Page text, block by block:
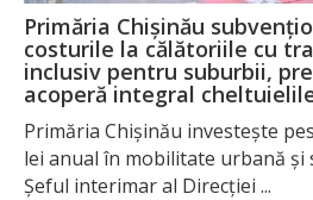
Primăria Chișinău
costurile la călătoriile cu
inclusiv pentru suburbii,
acoperă integral
Primăria Chișinău investește
lei anual în mobilitate urbană și
Șeful interimar al Direcției ...